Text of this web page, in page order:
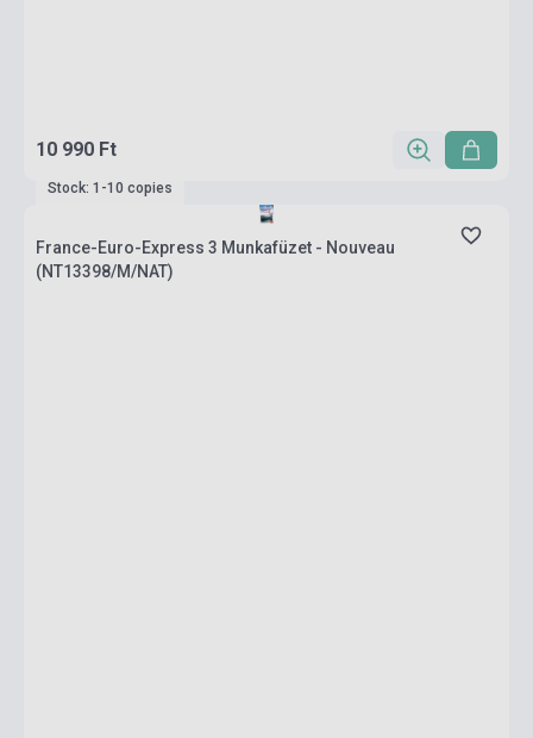
10 990 Ft
Stock: 1-10 copies
France-Euro-Express 3 Munkafüzet - Nouveau
(NT13398/M/NAT)